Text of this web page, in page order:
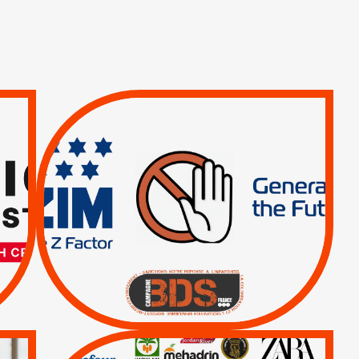
RESPECT DU DROIT
INTERNATIONAL ?
TRUMP, MACRON :
MÊME COMBAT
| Actus |
| Boycott militaire |
Lettres d'interpellation